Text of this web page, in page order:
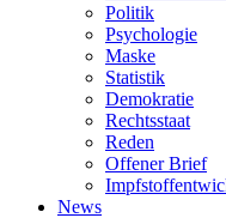
Politik
Psychologie
Maske
Statistik
Demokratie
Rechtsstaat
Reden
Offener Brief
News